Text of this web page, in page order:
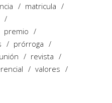
matricula
premio
prórroga
revista
valores